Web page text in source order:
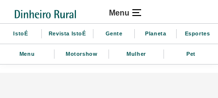
Menu
IstoÉ Revista IstoÉ Gente Planeta Esportes
Menu Motorshow Mulher Pet